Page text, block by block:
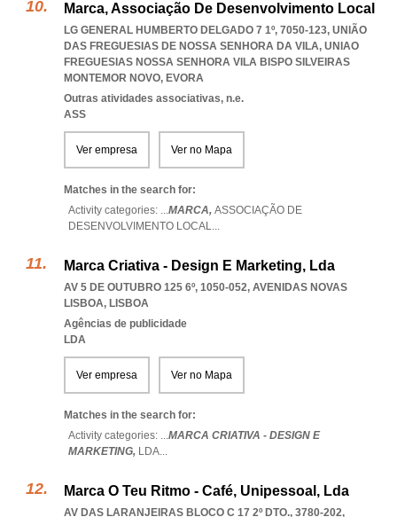
Marca, Associação De Desenvolvimento Local
LG GENERAL HUMBERTO DELGADO 7 1º, 7050-123, UNIÃO
DAS FREGUESIAS DE NOSSA SENHORA DA VILA, UNIAO
FREGUESIAS NOSSA SENHORA VILA BISPO SILVEIRAS
MONTEMOR NOVO, EVORA
Outras atividades associativas, n.e.
ASS
Ver empresa Ver no Mapa
Matches in the search for:
Activity categories: ...MARCA, ASSOCIAÇÃO DE
DESENVOLVIMENTO LOCAL...
Marca Criativa - Design E Marketing, Lda
AV 5 DE OUTUBRO 125 6º, 1050-052, AVENIDAS NOVAS
LISBOA, LISBOA
Agências de publicidade
LDA
Ver empresa Ver no Mapa
Matches in the search for:
Activity categories: ...MARCA CRIATIVA - DESIGN E
MARKETING, LDA...
Marca O Teu Ritmo - Café, Unipessoal, Lda
AV DAS LARANJEIRAS BLOCO C 17 2º DTO., 3780-202,